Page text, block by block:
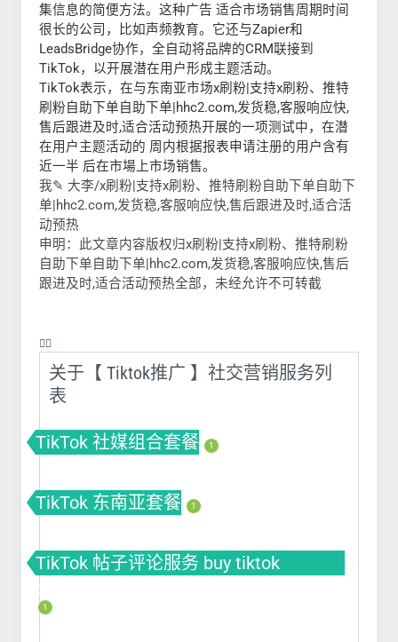
集信息的简便方法。这种广告 适合市场销售周期时间
很长的公司，比如声频教育。它还与Zapier和
LeadsBridge协作，全自动将品牌的CRM联接到
TikTok，以开展潜在用户形成主题活动。
TikTok表示，在与东南亚市场x刷粉|支持x刷粉、推特
刷粉自助下单自助下单|hhc2.com,发货稳,客服响应快,
售后跟进及时,适合活动预热开展的一项测试中，在潜
在用户主题活动的 周内根据报表申请注册的用户含有
近一半 后在市場上市场销售。
我✎ 大李/x刷粉|支持x刷粉、推特刷粉自助下单自助下
单|hhc2.com,发货稳,客服响应快,售后跟进及时,适合活
动预热
申明：此文章内容版权归x刷粉|支持x刷粉、推特刷粉
自助下单自助下单|hhc2.com,发货稳,客服响应快,售后
跟进及时,适合活动预热全部，未经允许不可转截
❤️‍🔥
关于【 Tiktok推广 】社交营销服务列
表
TikTok 社媒组合套餐 1
TikTok 东南亚套餐 1
TikTok 帖子评论服务 buy tiktok
comment | tiktok自动刷评论软件
1